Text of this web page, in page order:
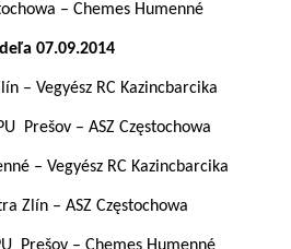
– Chemes Humenné
07.09.2014
– Vegyész RC Kazincbarcika
Prešov – ASZ Częstochowa
– Vegyész RC Kazincbarcika
Zlín – ASZ Częstochowa